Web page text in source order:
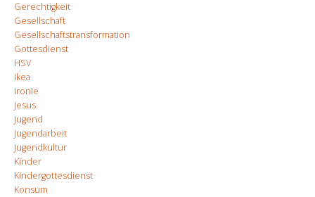
Gerechtigkeit
Gesellschaft
Gesellschaftstransformation
Gottesdienst
HSV
Ikea
Ironie
Jesus
Jugend
Jugendarbeit
Jugendkultur
Kinder
Kindergottesdienst
Konsum